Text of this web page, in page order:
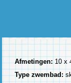
Afmetingen:10 x
Type zwembad: